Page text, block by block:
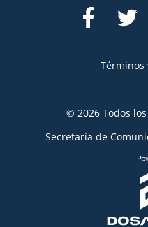
Términos
© 2026 Todos
Secretaría de